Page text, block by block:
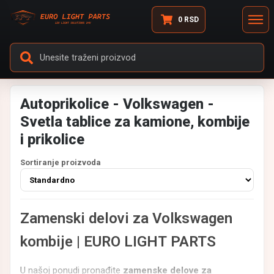
0 RSD
Autoprikolice - Volkswagen -
Svetla tablice za kamione, kombije
i prikolice
Sortiranje proizvoda
Zamenski delovi za Volkswagen
kombije | EURO LIGHT PARTS
U našoj ponudi pronađite zamenske delove za